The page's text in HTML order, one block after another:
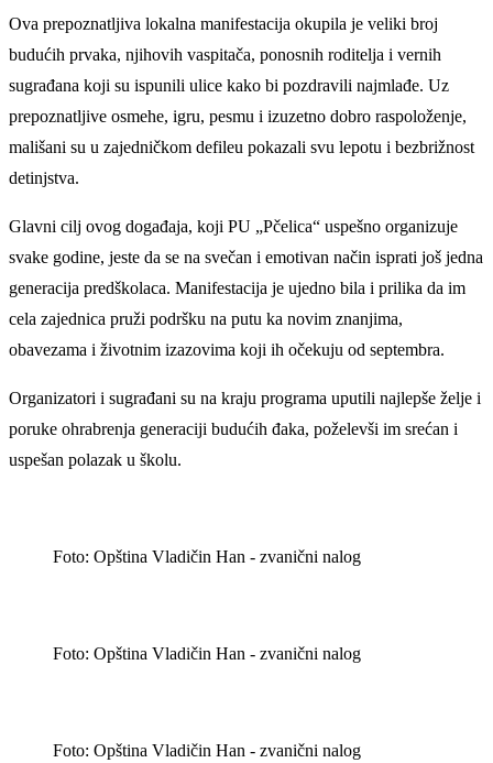
Ova prepoznatljiva lokalna manifestacija okupila je veliki broj
budućih prvaka, njihovih vaspitača, ponosnih roditelja i vernih
sugrađana koji su ispunili ulice kako bi pozdravili najmlađe. Uz
prepoznatljive osmehe, igru, pesmu i izuzetno dobro raspoloženje,
mališani su u zajedničkom defileu pokazali svu lepotu i bezbrižnost
detinjstva.
Glavni cilj ovog događaja, koji PU „Pčelica“ uspešno organizuje
svake godine, jeste da se na svečan i emotivan način isprati još jedna
generacija predškolaca. Manifestacija je ujedno bila i prilika da im
cela zajednica pruži podršku na putu ka novim znanjima,
obavezama i životnim izazovima koji ih očekuju od septembra.
Organizatori i sugrađani su na kraju programa uputili najlepše želje i
poruke ohrabrenja generaciji budućih đaka, poželevši im srećan i
uspešan polazak u školu.
Foto: Opština Vladičin Han - zvanični nalog
Foto: Opština Vladičin Han - zvanični nalog
Foto: Opština Vladičin Han - zvanični nalog